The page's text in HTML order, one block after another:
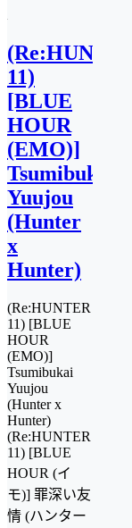
(Re:HUNTER
11)
[BLUE
HOUR
(EMO)]
Tsumibukai
Yuujou
(Hunter
x
Hunter)
(Re:HUNTER
11) [BLUE
HOUR
(EMO)]
Tsumibukai
Yuujou
(Hunter x
Hunter)
(Re:HUNTER
11) [BLUE
HOUR (イ
モ)] 罪深い友
情 (ハンター